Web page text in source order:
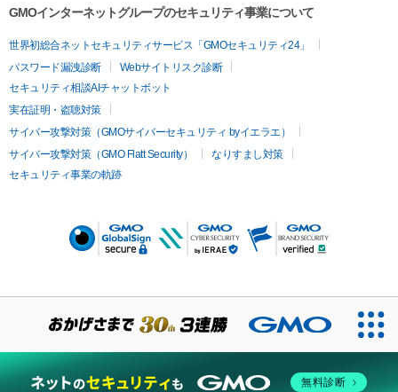
GMOインターネットグループのセキュリティ事業について
世界初総合ネットセキュリティサービス「GMOセキュリティ24」
パスワード漏洩診断
Webサイトリスク診断
セキュリティ相談AIチャットボット
実在証明・盗聴対策
サイバー攻撃対策（GMOサイバーセキュリティ byイエラエ）
サイバー攻撃対策（GMO Flatt Security）
なりすまし対策
セキュリティ事業の軌跡
無料診断